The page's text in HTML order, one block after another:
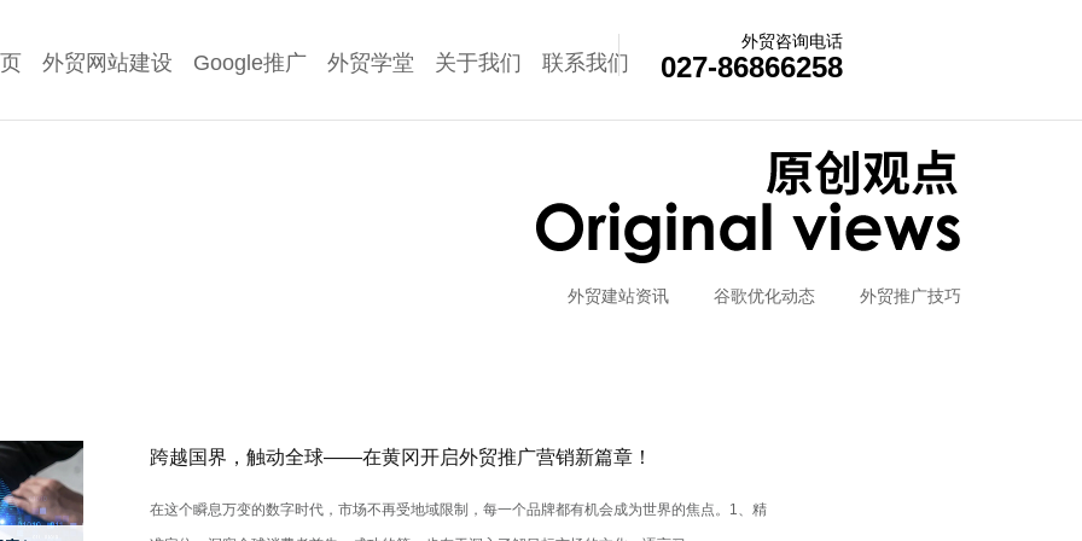
外贸网站建设 Google推广 外贸学堂 关于我们 联系我们
外贸咨询电话
027-86866258
外贸建站资讯 谷歌优化动态 外贸推广技巧
跨越国界，触动全球——在黄冈开启外贸推广营销新篇章！
在这个瞬息万变的数字时代，市场不再受地域限制，每一个品牌都有机会成为世界的焦点。1、精